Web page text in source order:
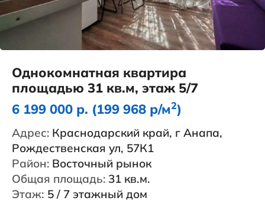
Однокомнатная квартира
площадью 31 кв.м, этаж 5/7
6 199 000 р. (199 968 р/м2)
Адрес: Краснодарский край, г Анапа,
Рождественская ул, 57К1
Район: Восточный рынок
Общая площадь: 31 кв.м.
Этаж: 5 / 7 этажный дом